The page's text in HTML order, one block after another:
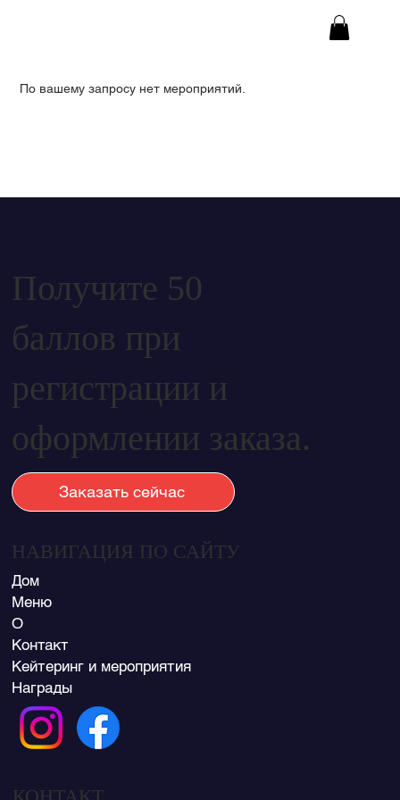
По вашему запросу нет мероприятий.
Получите 50
баллов при
регистрации и
оформлении заказа.
Заказать сейчас
НАВИГАЦИЯ ПО САЙТУ
Дом
Меню
О
Контакт
Кейтеринг и мероприятия
Награды